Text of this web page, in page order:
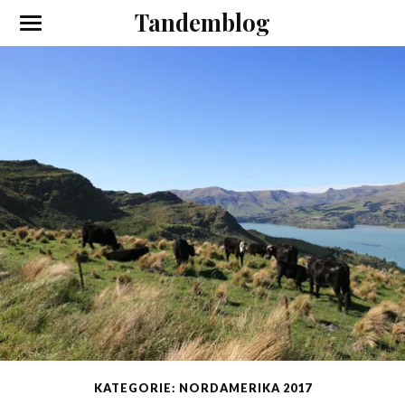
Tandemblog
KATEGORIE: NORDAMERIKA 2017